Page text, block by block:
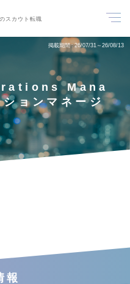
スカウト転職
掲載期間 26/07/31～26/08/13
Mana
ョンマネージ
報